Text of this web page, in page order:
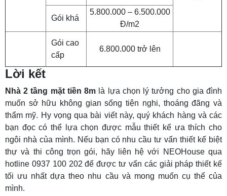
Gói khá
5.800.000 – 6.500.000
Đ/m2
Gói cao
cấp
6.800.000 trở lên
Lời kết
Nhà 2 tầng mặt tiền 8m là lựa chọn lý tưởng cho gia đình
muốn sở hữu không gian sống tiện nghi, thoáng đãng và
thẩm mỹ. Hy vọng qua bài viết này, quý khách hàng và các
bạn đọc có thể lựa chọn được mẫu thiết kế ưa thích cho
ngôi nhà của mình. Nếu bạn có nhu cầu tư vấn thiết kế biệt
thự và thi công trọn gói, hãy liên hệ với NEOHouse qua
hotline 0937 100 202 để được tư vấn các giải pháp thiết kế
tối ưu nhất dựa theo nhu cầu và mong muốn cụ thể của
mình.